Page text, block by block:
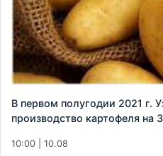
В первом полугодии 2021 г.
производство картофеля на
10:00 | 10.08